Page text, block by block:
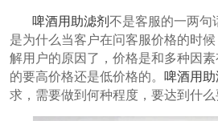
啤酒用助滤剂 不是客服的一两句
是为什么当客户在问客服价格的时
解用户的原因了，价格是和多种因
的要高价格还是低价格的。 啤酒用助
求，需要做到何种程度，要达到什么